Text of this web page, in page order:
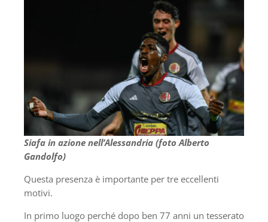
Siafa in azione nell’Alessandria (foto Alberto
Gandolfo)
Questa presenza è importante per tre eccellenti
motivi.
In primo luogo perché dopo ben 77 anni un tesserato